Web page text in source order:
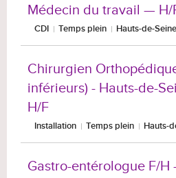
Médecin du travail — H/
CDI Temps plein Hauts-de-Seine
Chirurgien
inférieurs) - Hauts-de-
H/F
Installation Temps plein Hauts-
Gastro-entérologue F/H